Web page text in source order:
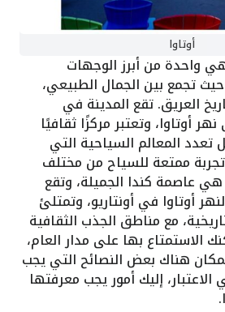
أوتاوا
واحدة من أبرز الوجهات
تجمع بين الجمال الطبيعي،
العريق. تقع المدينة في
أوتاوا، وتعتبر مركزًا ثقافيًا
المعالم السياحية التي
ممتعة للسياح من مختلف
هي عاصمة كندا الجميلة، وتقع
أوتاوا في أونتاريو، وتمتلئ
مع مناطق الجذب الثقافية
الاستمتاع بها على مدار العام،
هناك بعض النصائح التي يجب
إليك أمور يجب معرفتها